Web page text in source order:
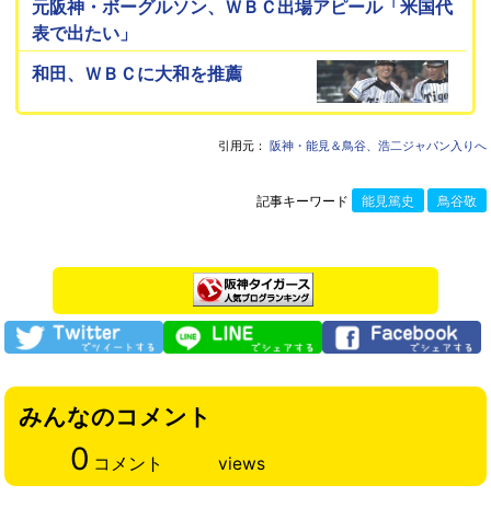
元阪神・ボーグルソン、ＷＢＣ出場アピール「米国代
表で出たい」
和田、ＷＢＣに大和を推薦
引用元： 阪神・能見＆鳥谷、浩二ジャパン入りへ
記事キーワード 能見篤史 鳥谷敬
みんなのコメント
0 コメント views